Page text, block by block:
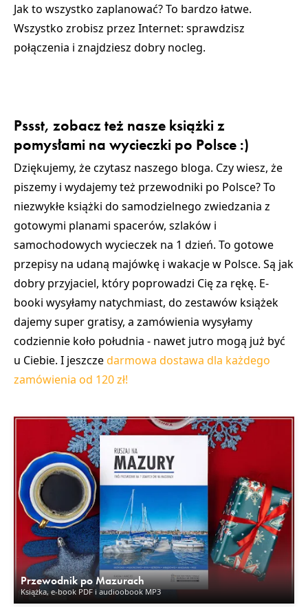
Jak to wszystko zaplanować? To bardzo łatwe.
Wszystko zrobisz przez Internet: sprawdzisz
połączenia i znajdziesz dobry nocleg.
Pssst, zobacz też nasze książki z
pomysłami na wycieczki po Polsce :)
Dziękujemy, że czytasz naszego bloga. Czy wiesz, że
piszemy i wydajemy też przewodniki po Polsce? To
niezwykłe książki do samodzielnego zwiedzania z
gotowymi planami spacerów, szlaków i
samochodowych wycieczek na 1 dzień. To gotowe
przepisy na udaną majówkę i wakacje w Polsce. Są jak
dobry przyjaciel, który poprowadzi Cię za rękę. E-
booki wysyłamy natychmiast, do zestawów książek
dajemy super gratisy, a zamówienia wysyłamy
codziennie koło południa - nawet jutro mogą już być
u Ciebie. I jeszczedarmowa dostawa dla każdego
zamówienia od 120 zł!
Przewodnik po Mazurach
Książka, e-book PDF i audioobook MP3